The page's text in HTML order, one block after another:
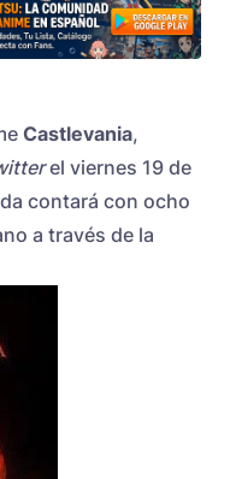
Castlevania,
el viernes 19 de
contará con ocho
a través de la